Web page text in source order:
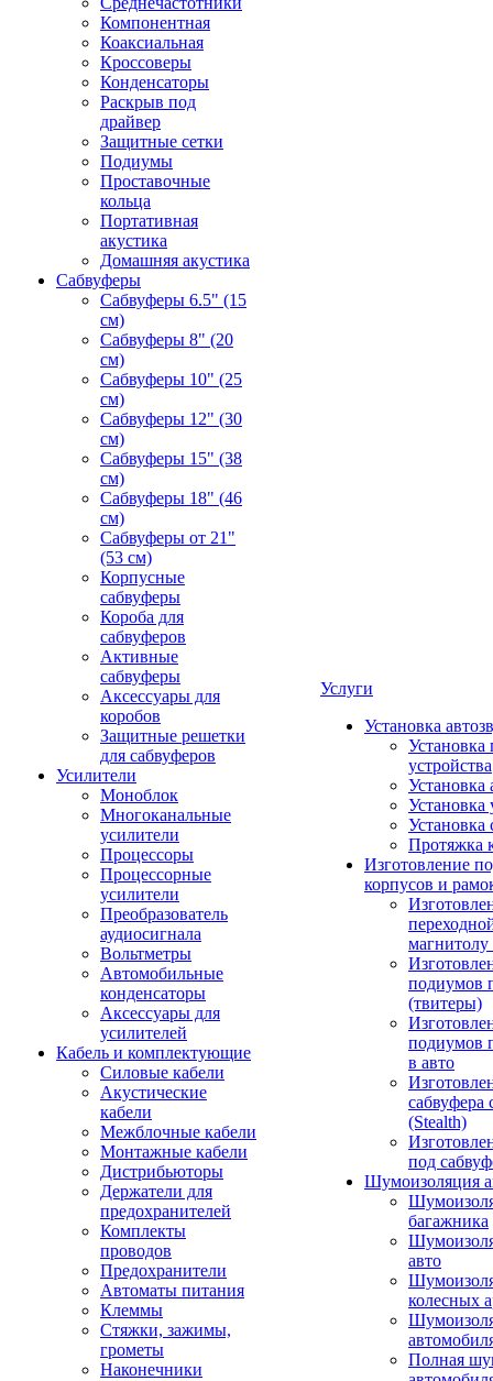
Компонентная
Коаксиальная
Кроссоверы
Конденсаторы
Раскрыв под
драйвер
Защитные сетки
Подиумы
Проставочные
кольца
Портативная
акустика
Домашняя акустика
Сабвуферы
Сабвуферы 6.5" (15
см)
Сабвуферы 8" (20
см)
Сабвуферы 10" (25
см)
Сабвуферы 12" (30
см)
Сабвуферы 15" (38
см)
Сабвуферы 18" (46
см)
Сабвуферы от 21"
(53 см)
Корпусные
сабвуферы
Короба для
сабвуферов
Активные
сабвуферы
Аксессуары для
коробов
Защитные решетки
для сабвуферов
Усилители
Моноблок
Многоканальные
усилители
Процессоры
Процессорные
усилители
Преобразователь
аудиосигнала
Вольтметры
Автомобильные
конденсаторы
Аксессуары для
усилителей
Кабель и комплектующие
Силовые кабели
Акустические
кабели
Межблочные кабели
Монтажные кабели
Дистрибьюторы
Держатели для
предохранителей
Комплекты
проводов
Предохранители
Автоматы питания
Клеммы
Стяжки, зажимы,
грометы
Наконечники
Услуги
Установка
Установка
устройства
Установка
Установка
Установка
Протяжка
Изготовление
корпусов и
подиумов
(твитеры)
подиумов
в авто
сабвуфера
(Stealth)
под
Шумоизоляция
багажника
авто
колесных
Полная